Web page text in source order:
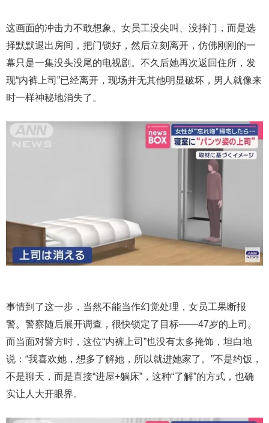
这画面的冲击力不敢想象。女员工没尖叫、没摔门，而是选
择默默退出房间，把门锁好，然后立刻离开，仿佛刚刚的一
幕只是一集没头没尾的电视剧。不久后她再次返回住所，发
现“内裤上司”已经离开，现场并无其他明显破坏，男人就像来
时一样神秘地消失了。
事情到了这一步，当然不能当作幻觉处理，女员工果断报
警。警察随后展开调查，很快锁定了目标——47岁的上司。
而当面对警方时，这位“内裤上司”也没有太多掩饰，坦白地
说：“我喜欢她，想多了解她，所以就进她家了。”不是约饭，
不是聊天，而是直接“进屋+躺床”，这种“了解”的方式，也确
实让人大开眼界。